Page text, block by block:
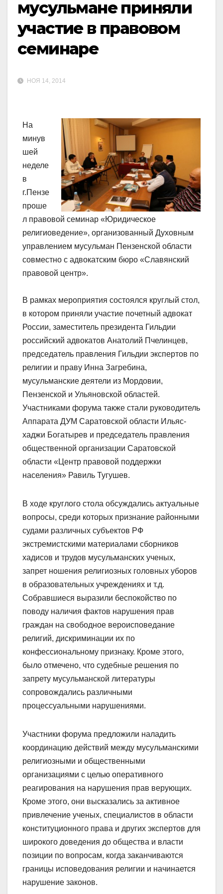
мусульмане приняли
участие в правовом
семинаре
НОЯ 14, 2014
На
минув
шей
неделе
в
г.Пензе
проше
л правовой семинар «Юридическое
религиоведение», организованный Духовным
управлением мусульман Пензенской области
совместно с адвокатским бюро «Славянский
правовой центр».
В рамках мероприятия состоялся круглый стол,
в котором приняли участие почетный адвокат
России, заместитель президента Гильдии
российский адвокатов Анатолий Пчелинцев,
председатель правления Гильдии экспертов по
религии и праву Инна Загребина,
мусульманские деятели из Мордовии,
Пензенской и Ульяновской областей.
Участниками форума также стали руководитель
Аппарата ДУМ Саратовской области Ильяс-
хаджи Богатырев и председатель правления
общественной организации Саратовской
области «Центр правовой поддержки
населения» Равиль Тугушев.
В ходе круглого стола обсуждались актуальные
вопросы, среди которых признание районными
судами различных субъектов РФ
экстремистскими материалами сборников
хадисов и трудов мусульманских ученых,
запрет ношения религиозных головных уборов
в образовательных учреждениях и т.д.
Собравшиеся выразили беспокойство по
поводу наличия фактов нарушения прав
граждан на свободное вероисповедание
религий, дискриминации их по
конфессиональному признаку. Кроме этого,
было отмечено, что судебные решения по
запрету мусульманской литературы
сопровождались различными
процессуальными нарушениями.
Участники форума предложили наладить
координацию действий между мусульманскими
религиозными и общественными
организациями с целью оперативного
реагирования на нарушения прав верующих.
Кроме этого, они высказались за активное
привлечение ученых, специалистов в области
конституционного права и других экспертов для
широкого доведения до общества и власти
позиции по вопросам, когда заканчиваются
границы исповедования религии и начинается
нарушение законов.